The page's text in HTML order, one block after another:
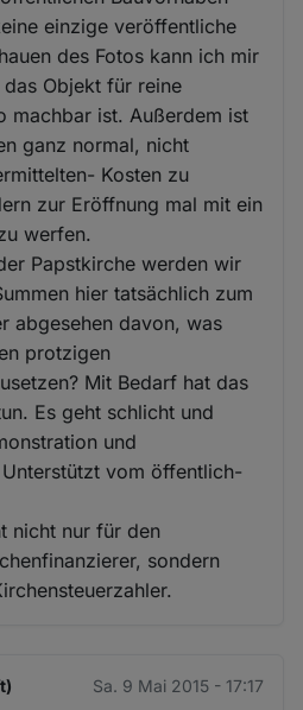
einzige veröffentliche
des Fotos kann ich mir
Objekt für reine
machbar ist. Außerdem ist
ganz normal, nicht
Kosten zu
zur Eröffnung mal mit ein
werfen.
Papstkirche werden wir
hier tatsächlich zum
abgesehen davon, was
protzigen
Mit Bedarf hat das
Es geht schlicht und
und
vom öffentlich-
nicht nur für den
sondern
Sa. 9 Mai 2015 - 17:17